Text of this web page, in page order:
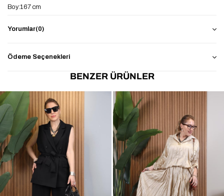
Boy:167 cm
Pantolon Ürün Bel:120cm
Ürün Basen:140cm
Ürün Boy:102cm
Yorumlar(0)
Ödeme Seçenekleri
BENZER ÜRÜNLER